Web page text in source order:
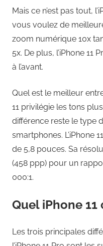
Mais ce n’est pas tout,
vous voulez de
zoom numérique 10x
5x. De plus, l’iPhone 11
à l’avant.
Quel est le meilleur entre
11 privilégie les tons
différence reste le type
smartphones. L’iPhone
de 5,8 pouces. Sa
(458 ppp) pour un
000:1.
Quel iPhone 11
Les trois principales